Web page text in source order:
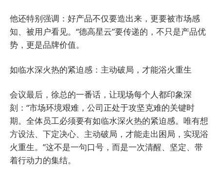
他还特别强调：好产品不仅要造出来，更要被市场感
知、被用户看见。“德高星云”要传递的，不只是产品优
势，更是品牌价值。
如临水深火热的紧迫感：主动破局，才能浴火重生
会议最后，徐总的一番话，让现场每个人都印象深
刻：“市场环境艰难，公司正处于攻坚克难的关键时
期。全体员工必须要有如临水深火热的紧迫感。唯有想
方设法、下定决心、主动破局，才能走出困局，实现浴
火重生。”这不是一句口号，而是一次清醒、坚定、带
着行动力的集结。